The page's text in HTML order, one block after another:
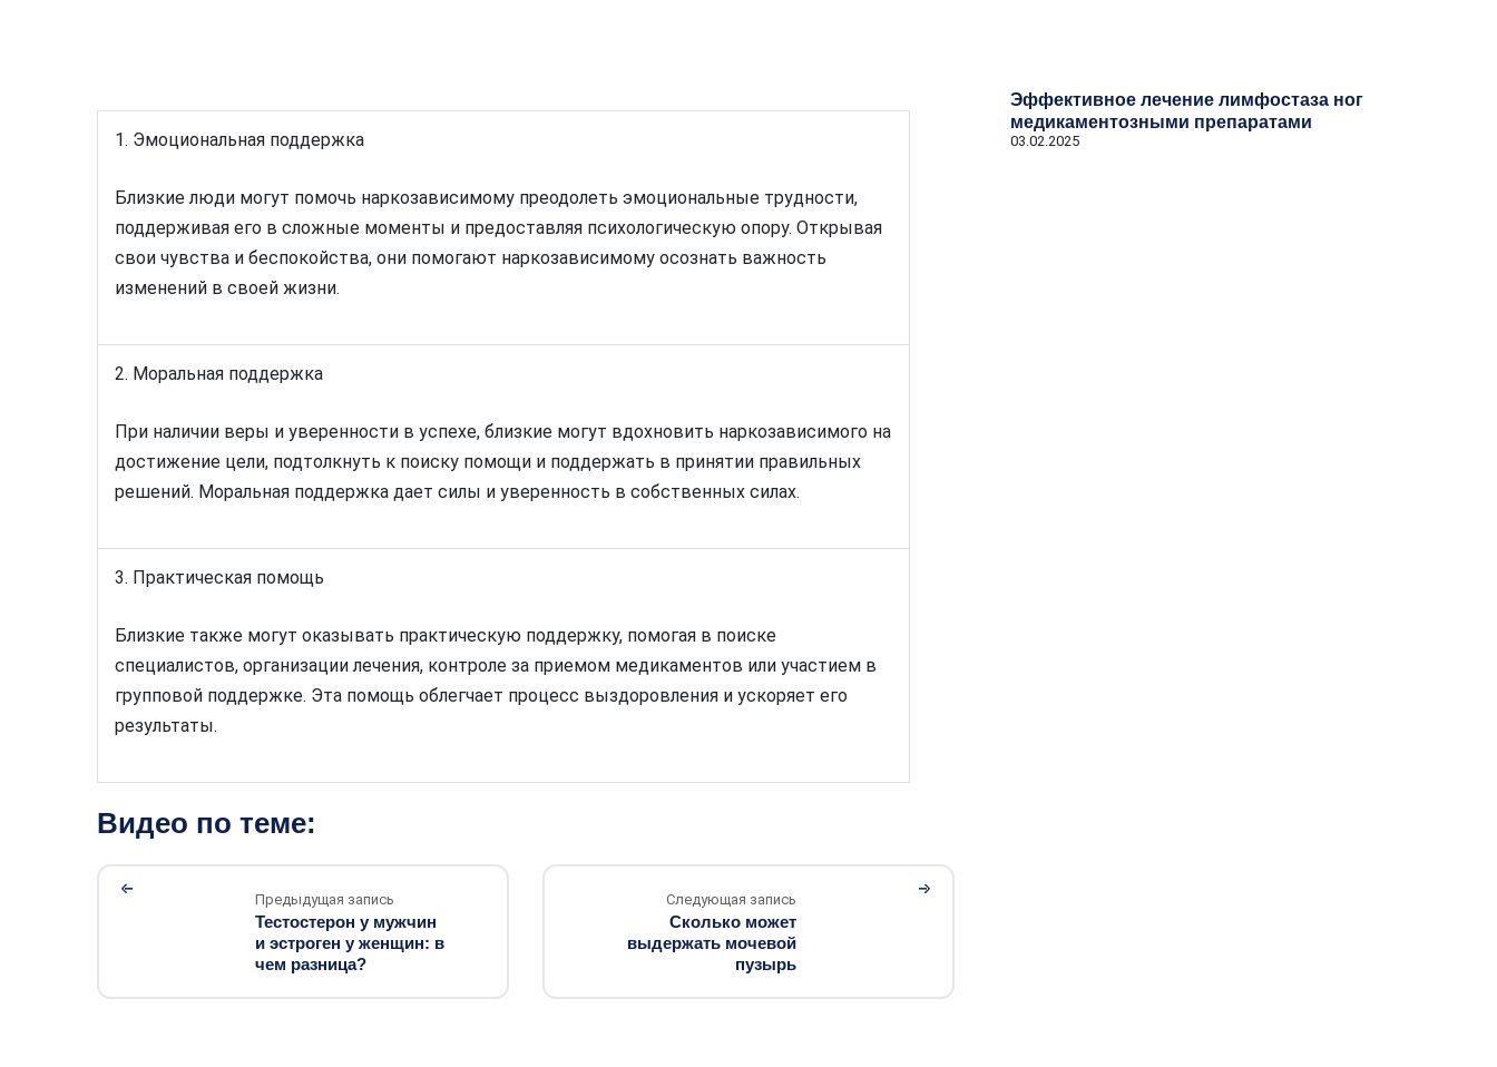
1. Эмоциональная поддержка
Близкие люди могут помочь наркозависимому преодолеть эмоциональные трудности,
поддерживая его в сложные моменты и предоставляя психологическую опору. Открывая
свои чувства и беспокойства, они помогают наркозависимому осознать важность
изменений в своей жизни.
2. Моральная поддержка
При наличии веры и уверенности в успехе, близкие могут вдохновить наркозависимого на
достижение цели, подтолкнуть к поиску помощи и поддержать в принятии правильных
решений. Моральная поддержка дает силы и уверенность в собственных силах.
3. Практическая помощь
Близкие также могут оказывать практическую поддержку, помогая в поиске
специалистов, организации лечения, контроле за приемом медикаментов или участием в
групповой поддержке. Эта помощь облегчает процесс выздоровления и ускоряет его
результаты.
Видео по теме:
Предыдущая запись
Тестостерон у мужчин
и эстроген у женщин: в
чем разница?
Следующая запись
Сколько может
выдержать мочевой
пузырь
Эффективное лечение лимфостаза ног
медикаментозными препаратами
03.02.2025